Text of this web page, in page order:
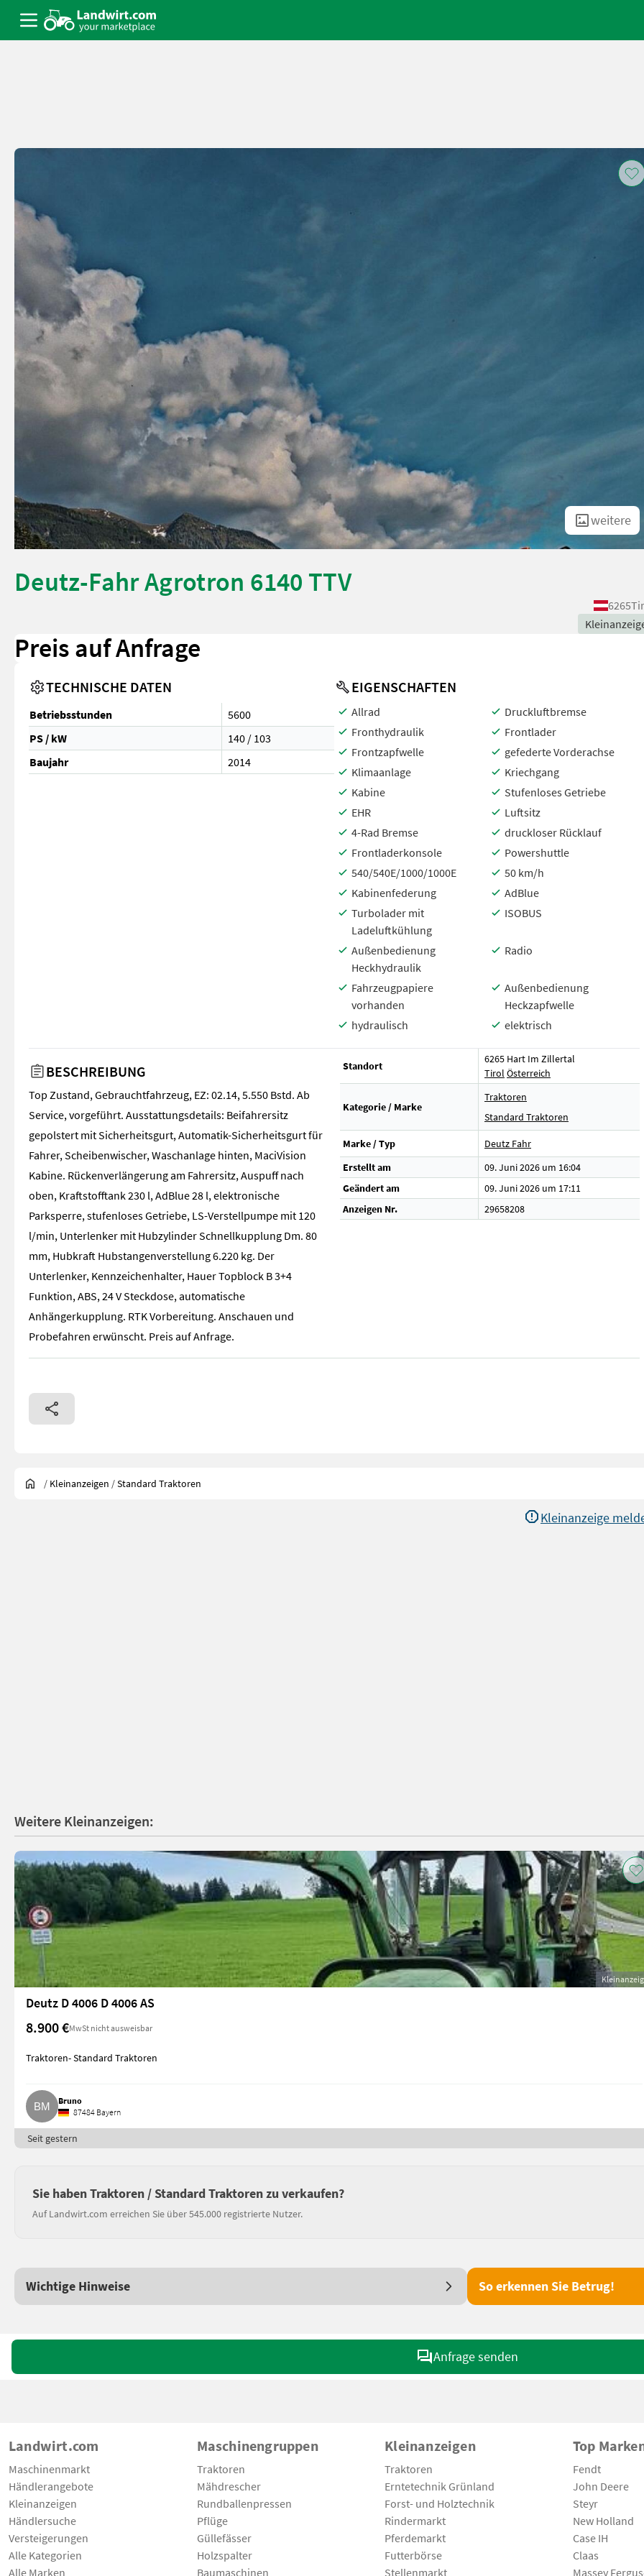
weitere
Deutz-Fahr Agrotron 6140 TTV
6265
Preis auf Anfrage
TECHNISCHE DATEN
Betriebsstunden
5600
PS / kW
140 / 103
Baujahr
2014
EIGENSCHAFTEN
Allrad
Druckluftbremse
Fronthydraulik
Frontlader
Frontzapfwelle
gefederte Vorderachse
Klimaanlage
Kriechgang
Kabine
Stufenloses Getriebe
EHR
Luftsitz
4-Rad Bremse
druckloser Rücklauf
Frontladerkonsole
Powershuttle
540/540E/1000/1000E
50 km/h
Kabinenfederung
AdBlue
Turbolader mit
Ladeluftkühlung
ISOBUS
Außenbedienung
Heckhydraulik
Radio
Fahrzeugpapiere
vorhanden
Außenbedienung
Heckzapfwelle
hydraulisch
elektrisch
BESCHREIBUNG
Top Zustand, Gebrauchtfahrzeug, EZ: 02.14, 5.550 Bstd. Ab
Service, vorgeführt. Ausstattungsdetails: Beifahrersitz
gepolstert mit Sicherheitsgurt, Automatik-Sicherheitsgurt für
Fahrer, Scheibenwischer, Waschanlage hinten, MaciVision
Kabine. Rückenverlängerung am Fahrersitz, Auspuff nach
oben, Kraftstofftank 230 l, AdBlue 28 l, elektronische
Parksperre, stufenloses Getriebe, LS-Verstellpumpe mit 120
l/min, Unterlenker mit Hubzylinder Schnellkupplung Dm. 80
mm, Hubkraft Hubstangenverstellung 6.220 kg. Der
Unterlenker, Kennzeichenhalter, Hauer Topblock B 3+4
Funktion, ABS, 24 V Steckdose, automatische
Anhängerkupplung. RTK Vorbereitung. Anschauen und
Probefahren erwünscht. Preis auf Anfrage.
Standort
6265 Hart Im Zillertal
Tirol Österreich
Kategorie / Marke
Traktoren
Standard Traktoren
Marke / Typ
Deutz Fahr
Erstellt am
09. Juni 2026 um 16:04
Geändert am
09. Juni 2026 um 17:11
Anzeigen Nr.
29658208
/ Kleinanzeigen /Standard Traktoren
Kleinanzeige
Weitere Kleinanzeigen:
Deutz D 4006 D 4006 AS
8.900 €MwSt nicht ausweisbar
Traktoren- Standard Traktoren
Bruno
87484 Bayern
Seit gestern
Sie haben Traktoren / Standard Traktoren zu verkaufen?
Auf Landwirt.com erreichen Sie über 545.000 registrierte Nutzer.
Wichtige Hinweise So erkennen Sie Betrug!
Anfrage senden
Landwirt.com
Maschinenmarkt
Händlerangebote
Kleinanzeigen
Händlersuche
Versteigerungen
Alle Kategorien
Alle Marken
Maschinengruppen
Traktoren
Mähdrescher
Rundballenpressen
Pflüge
Güllefässer
Holzspalter
Baumaschinen
Kleinanzeigen
Traktoren
Erntetechnik Grünland
Forst- und Holztechnik
Rindermarkt
Pferdemarkt
Futterbörse
Stellenmarkt
Top
Fendt
John Deere
Steyr
New Holland
Case IH
Claas
Massey